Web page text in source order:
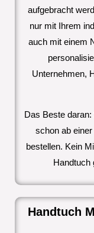
aufgebracht
nur mit Ihrem
auch mit einem
Unternehmen,
Das Beste
schon ab
bestellen. Kein
Handtuch
Handtuch